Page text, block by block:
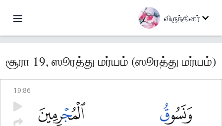
விருந்தினர்
சூரா 19, ஸூரத்து மர்யம் (ஸூரத்து மர்யம்)
19:86